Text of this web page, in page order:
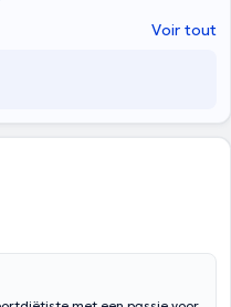
Voir tout